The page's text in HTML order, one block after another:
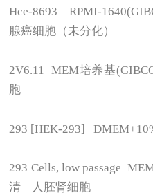
Hce-8693 RPMI-
腺癌细胞（未分化）
2V6.11 MEM培养基
胞
293 [HEK-293]
293 Cells, low passage
清 人胚肾细胞